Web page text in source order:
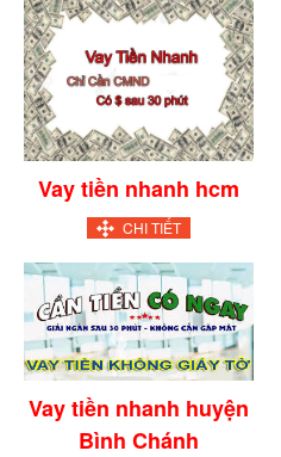
Vay tiền nhanh hcm
CHI TIẾT
Vay tiền nhanh huyện
Bình Chánh